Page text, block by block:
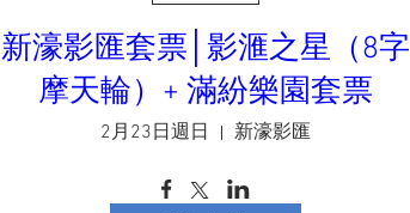
新濠影匯套票│影滙之星（8字
摩天輪）+ 滿紛樂園套票
2月23日週日 新濠影匯